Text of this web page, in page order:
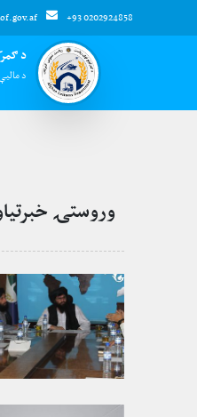
+93 0202924858
د
د
وروستۍ